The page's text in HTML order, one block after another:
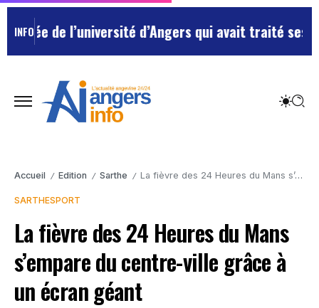
INFOde l’université d’Angers qui avait traité ses chefs
Accueil / Edition / Sarthe / La fièvre des 24 Heures du Mans s’empare du centre-ville grâce à un écran géant
SARTHESPORT
La fièvre des 24 Heures du Mans
s’empare du centre-ville grâce à
un écran géant